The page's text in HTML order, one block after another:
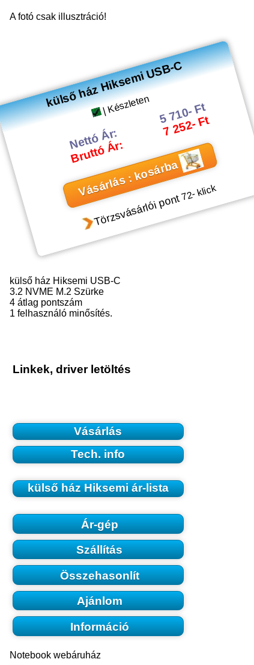
A fotó csak illusztráció!
külső ház Hiksemi USB-C
| Készleten
Nettó Ár:
Bruttó Ár:
5 710- Ft
7 252- Ft
Vásárlás : kosárba
Törzsvásárlói pont72- klick
külső ház Hiksemi USB-C
3.2 NVME M.2 Szürke
4átlag pontszám
1 felhasználó minősítés.
Linkek, driver letöltés
Vásárlás
Tech. info
külső ház Hiksemi ár-lista
Ár-gép
Szállítás
Összehasonlít
Ajánlom
Információ
Notebook webáruház